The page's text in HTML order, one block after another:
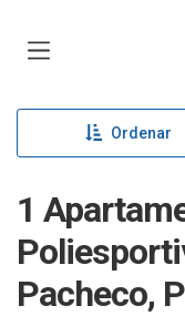
Ordenar
1
Pacheco,